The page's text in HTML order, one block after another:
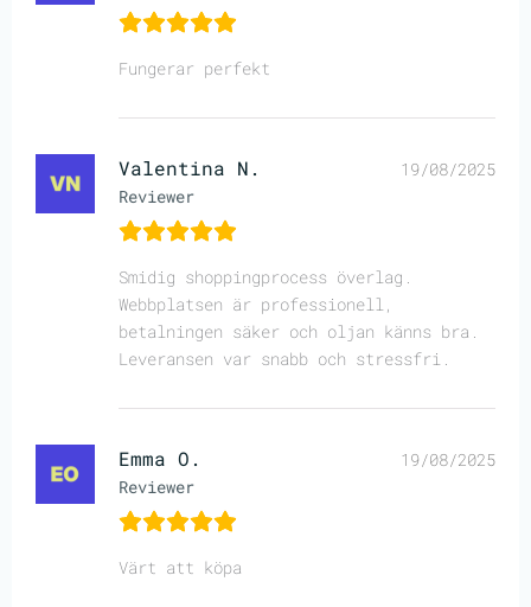
Fungerar perfekt
Valentina N.
Reviewer
19/08/2025
Smidig shoppingprocess överlag.
Webbplatsen är professionell,
betalningen säker och oljan känns bra.
Leveransen var snabb och stressfri.
Emma O.
Reviewer
19/08/2025
Värt att köpa